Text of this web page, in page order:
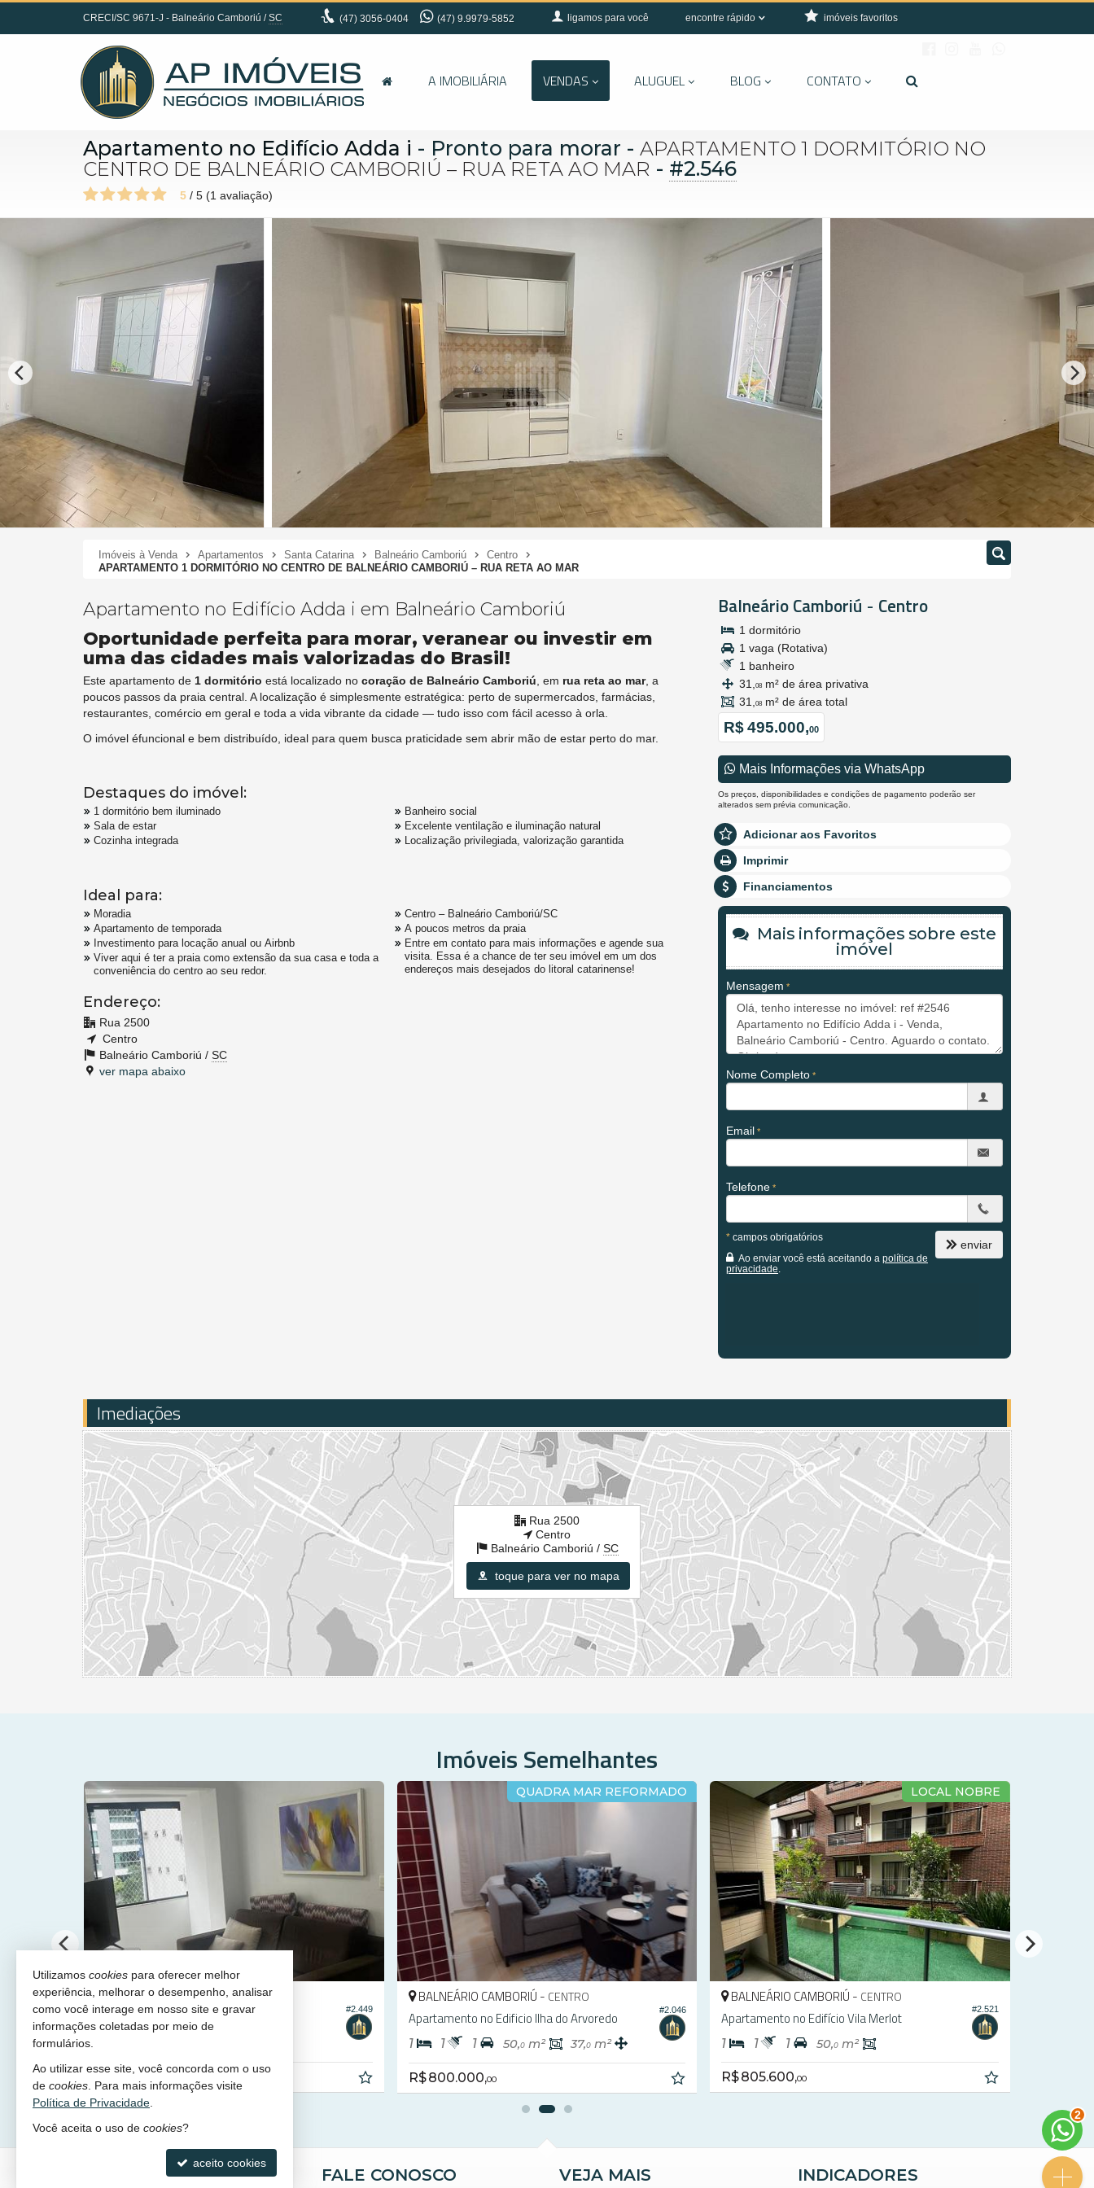
CRECI/SC 9671-J - Balneário Camboriú /SC (47) 3056-0404 (47) 9.9979-5852 ligamos para você encontre rápido imóveis favoritos
A IMOBILIÁRIA VENDAS ALUGUEL BLOG CONTATO
Apartamento no Edifício Adda i - Pronto para morar - APARTAMENTO 1 DORMITÓRIO NO
CENTRO DE BALNEÁRIO CAMBORIÚ – RUA RETA AO MAR - #2.546
5 / 5 (1 avaliação)
Imóveis à Venda Apartamentos Santa Catarina Balneário Camboriú
Centro
APARTAMENTO 1 DORMITÓRIO NO CENTRO DE BALNEÁRIO CAMBORIÚ – RUA RETA AO MAR
Apartamento no Edifício Adda i em Balneário Camboriú
Oportunidade perfeita para morar, veranear ou investir em
uma das cidades mais valorizadas do Brasil!
Este apartamento de 1 dormitório está localizado no coração de Balneário Camboriú, em rua reta ao mar, a
poucos passos da praia central. A localização é simplesmente estratégica: perto de supermercados, farmácias,
restaurantes, comércio em geral e toda a vida vibrante da cidade — tudo isso com fácil acesso à orla.
O imóvel éfuncional e bem distribuído, ideal para quem busca praticidade sem abrir mão de estar perto do mar.
Destaques do imóvel:
1 dormitório bem iluminado
Sala de estar
Cozinha integrada
Banheiro social
Excelente ventilação e iluminação natural
Localização privilegiada, valorização garantida
Ideal para:
Moradia
Apartamento de temporada
Investimento para locação anual ou Airbnb
Viver aqui é ter a praia como extensão da sua casa e toda a
conveniência do centro ao seu redor.
Centro – Balneário Camboriú/SC
A poucos metros da praia
Entre em contato para mais informações e agende sua
visita. Essa é a chance de ter seu imóvel em um dos
endereços mais desejados do litoral catarinense!
Endereço:
Rua 2500
Centro
Balneário Camboriú / SC
ver mapa abaixo
Balneário Camboriú - Centro
1 dormitório
1 vaga (Rotativa)
1 banheiro
31,
08 m² de área privativa
31,
08 m² de área total
R$ 495.000,00
Mais Informações via WhatsApp
Os preços, disponibilidades e condições de pagamento poderão ser
alterados sem prévia comunicação.
Adicionar aos Favoritos
Imprimir
Financiamentos
Mais informações sobre este
imóvel
Mensagem
Nome Completo
Email
Telefone
* campos obrigatórios
Ao enviar você está aceitando a política de
privacidade.
enviar
Imediações
Rua 2500
Centro
Balneário Camboriú / SC
toque para ver no mapa
Imóveis Semelhantes
#2.059 #2.449
BALNEÁRIO CAMBORIÚ -CENTRO
Apartamento no Edifício Las Vegas
R$ 860.000 R$ 799.000,
QUADRA MAR REFORMADO
#2.046
BALNEÁRIO CAMBORIÚ - CENTRO
Apartamento no Edificio Ilha do Arvoredo
1 1 1 50,0 m² 37,0m²
R$ 800.000,00
LOCAL NOBRE
#2.521
BALNEÁRIO CAMBORIÚ - CENTRO
Apartamento no Edifício Vila Merlot
1 1 1 50,0m²
R$ 805.600,00
AP NEGÓCIOS
FALE CONOSCO VEJA MAIS
INDICADORES
2
Utilizamos cookies para oferecer melhor
experiência, melhorar o desempenho, analisar
como você interage em nosso site e gravar
informações coletadas por meio de
formulários.
Ao utilizar esse site, você concorda com o uso
de cookies . Para mais informações visite
Política de Privacidade
Você aceita o uso de cookies?
aceito cookies